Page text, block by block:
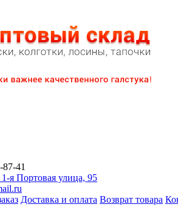
41
я Портовая улица, 95
Доставка и оплата Возврат товара